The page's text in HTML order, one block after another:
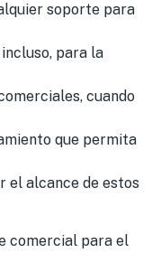
soporte para
para la
cuando
que permita
el alcance de estos
comercial para el